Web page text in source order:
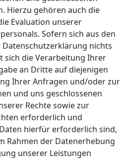
Hierzu gehören auch die
Evaluation unserer
Sofern sich aus den
nichts
sich die Verarbeitung Ihrer
an Dritte auf diejenigen
Ihrer Anfragen und/oder zur
und uns geschlossenen
Rechte sowie zur
erforderlich und
hierfür erforderlich sind,
Rahmen der Datenerhebung
unserer Leistungen